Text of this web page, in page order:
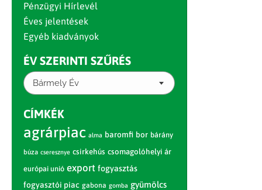
Pénzügyi Hírlevél
Éves jelentések
Egyéb kiadványok
ÉV SZERINTI SZŰRÉS
Bármely Év
CÍMKÉK
agrárpiac alma baromfi bor bárány
búza cseresznye csirkehús csomagolóhelyi ár
európai unió export fogyasztás
fogyasztói piac gabona gomba gyümölcs